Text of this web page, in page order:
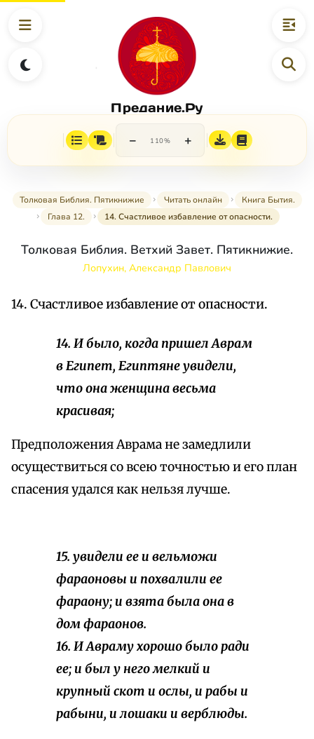
Предание.Ру
− 110% +
Толковая Библия. Пятикнижие Читать онлайн
Книга Бытия.
Глава 12.
14. Счастливое избавление от опасности.
Толковая Библия. Ветхий Завет. Пятикнижие.
Лопухин, Александр Павлович
14. Счастливое избавление от опасности.
14. И было, когда пришел Аврам
в Египет, Египтяне увидели,
что она женщина весьма
красивая;
Предположения Аврама не замедлили
осуществиться со всею точностью и его план
спасения удался как нельзя лучше.
15. увидели ее и вельможи
фараоновы и похвалили ее
фараону; и взята была она в
дом фараонов.
16. И Авраму хорошо было ради
ее; и был у него мелкий и
крупный скот и ослы, и рабы и
рабыни, и лошаки и верблюды.